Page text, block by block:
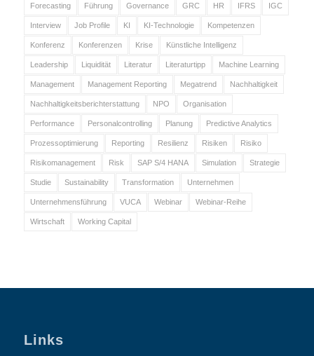
Forecasting Führung Governance GRC HR IFRS IGC
Interview Job Profile KI KI-Technologie Kompetenzen
Konferenz Konferenzen Krise Künstliche Intelligenz
Leadership Liquidität Literatur Literaturtipp Machine Learning
Management Management Reporting Megatrend Nachhaltigkeit
Nachhaltigkeitsberichterstattung NPO Organisation
Performance Personalcontrolling Planung Predictive Analytics
Prozessoptimierung Reporting Resilienz Risiken Risiko
Risikomanagement Risk SAP S/4 HANA Simulation Strategie
Studie Sustainability Transformation Unternehmen
Unternehmensführung VUCA Webinar Webinar-Reihe
Wirtschaft Working Capital
Links